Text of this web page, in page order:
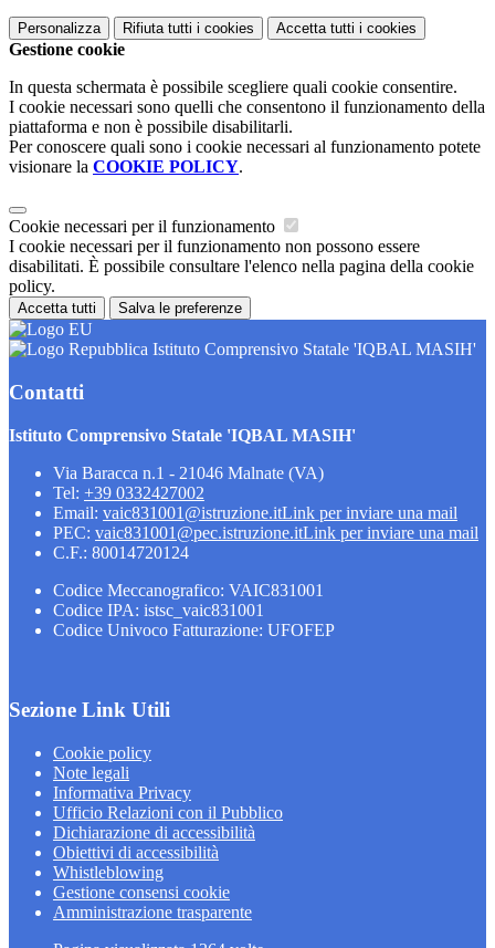
Personalizza Rifiuta tutti i cookies Accetta tutti i cookies
Gestione cookie
In questa schermata è possibile scegliere quali cookie consentire.
I cookie necessari sono quelli che consentono il funzionamento della
piattaforma e non è possibile disabilitarli.
Per conoscere quali sono i cookie necessari al funzionamento potete
visionare la COOKIE POLICY.
Cookie necessari per il funzionamento
I cookie necessari per il funzionamento non possono essere
disabilitati. È possibile consultare l'elenco nella pagina della cookie
policy.
Accetta tutti Salva le preferenze
Istituto Comprensivo Statale 'IQBAL MASIH'
Contatti
Istituto Comprensivo Statale 'IQBAL MASIH'
Via Baracca n.1 - 21046 Malnate (VA)
Tel: +39 0332427002
Email: vaic831001@istruzione.itLink per inviare una mail
PEC: vaic831001@pec.istruzione.itLink per inviare una mail
C.F.: 80014720124
Codice Meccanografico: VAIC831001
Codice IPA: istsc_vaic831001
Codice Univoco Fatturazione: UFOFEP
Sezione Link Utili
Cookie policy
Note legali
Informativa Privacy
Ufficio Relazioni con il Pubblico
Dichiarazione di accessibilità
Obiettivi di accessibilità
Whistleblowing
Gestione consensi cookie
Amministrazione trasparente